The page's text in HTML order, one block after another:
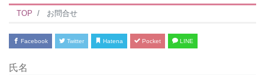
TOP お問合せ
Facebook Twitter Hatena Pocket LINE
氏名